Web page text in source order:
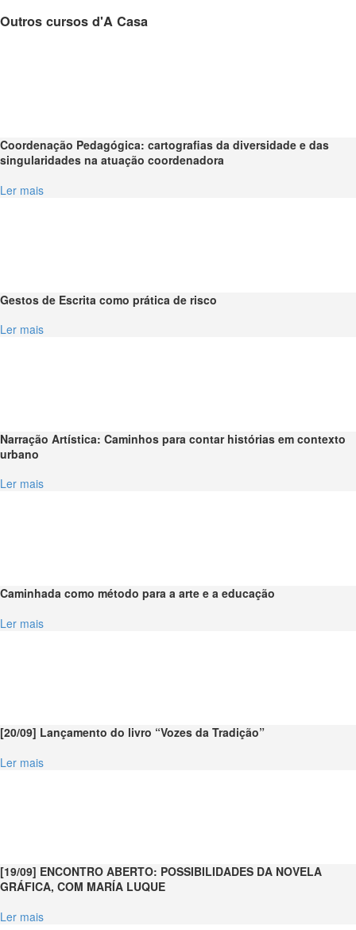
Outros cursos d'A Casa
Coordenação Pedagógica: cartografias da diversidade e das
singularidades na atuação coordenadora
Ler mais
Gestos de Escrita como prática de risco
Ler mais
Narração Artística: Caminhos para contar histórias em contexto
urbano
Ler mais
Caminhada como método para a arte e a educação
Ler mais
[20/09] Lançamento do livro “Vozes da Tradição”
Ler mais
[19/09] ENCONTRO ABERTO: POSSIBILIDADES DA NOVELA
GRÁFICA, COM MARÍA LUQUE
Ler mais